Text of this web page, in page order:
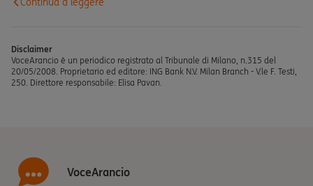
Disclaimer
VoceArancio è un periodico registrato al Tribunale di Milano, n.315 del
20/05/2008. Proprietario ed editore: ING Bank N.V. Milan Branch - V.le F. Testi,
250. Direttore responsabile: Elisa Pavan.
VoceArancio